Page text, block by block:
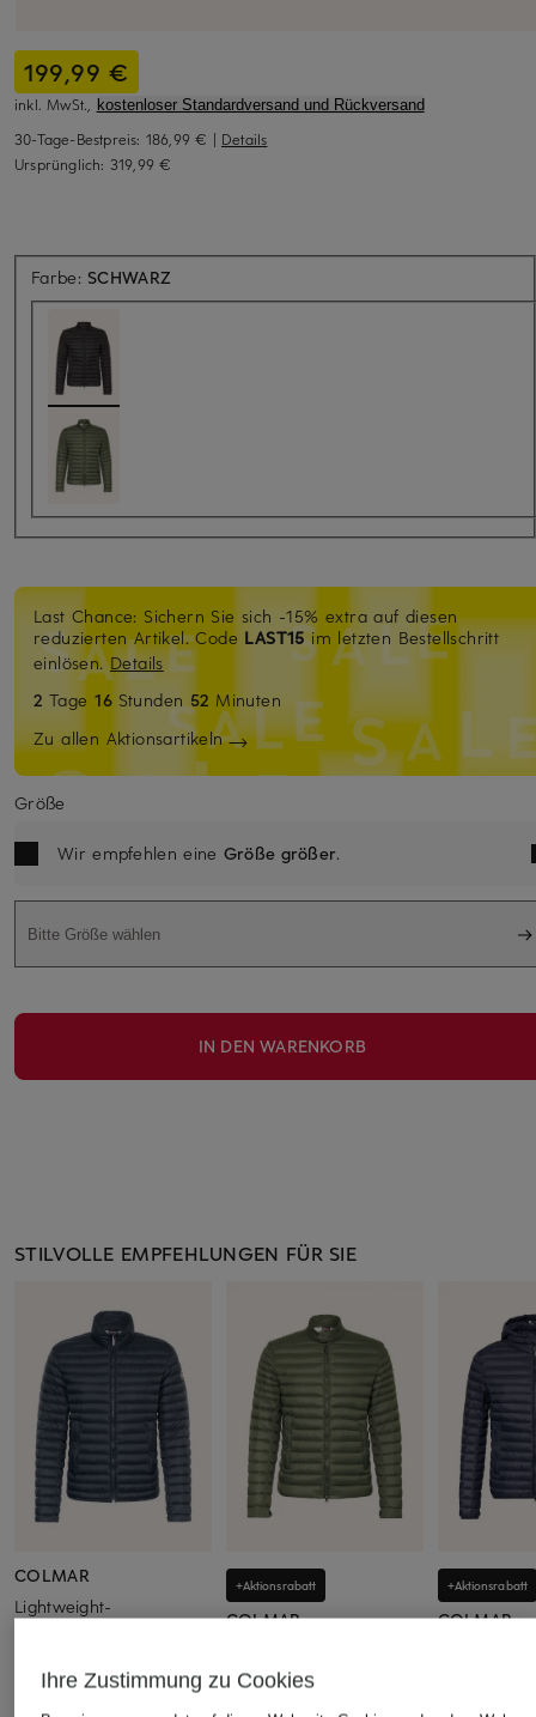
199,99 €
inkl. MwSt., kostenloser Standardversand und Rückversand
30-Tage-Bestpreis: 186,99 € | Details
Ursprünglich: 319,99 €
Farbe: SCHWARZ
Last Chance: Sichern Sie sich -15% extra auf diesen
reduzierten Artikel. Code LAST15im letzten Bestellschritt
einlösen.Details
2 Tage16 Stunden 52 Minuten
Zu allen Aktionsartikeln
Größe
Wir empfehlen eine Größe größer.
Bitte Größe wählen
IN DEN WARENKORB
STILVOLLE EMPFEHLUNGEN FÜR SIE
COLMAR
Lightweight-
+Aktionsrabatt
COLMAR
Daunenjacke
179,99 €
+Aktionsrabatt
COLMAR
ab 219,99
Ihre Zustimmung zu Cookies